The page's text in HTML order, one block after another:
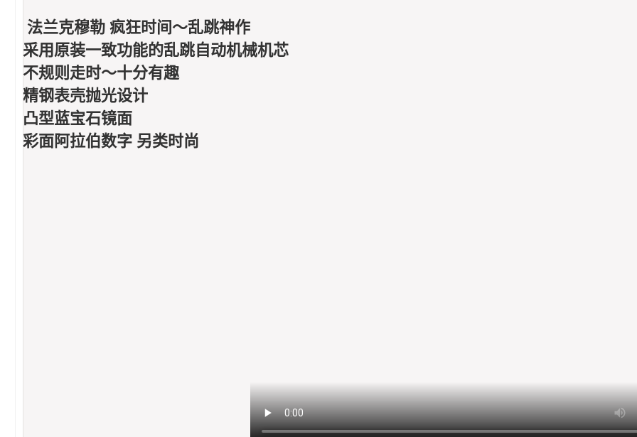
法兰克穆勒 疯狂时间～乱跳神作
采用原装一致功能的乱跳自动机械机芯
不规则走时～十分有趣
精钢表壳抛光设计
凸型蓝宝石镜面
彩面阿拉伯数字 另类时尚